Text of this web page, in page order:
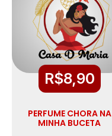
R$8,90
PERFUME CHORA NA
MINHA BUCETA